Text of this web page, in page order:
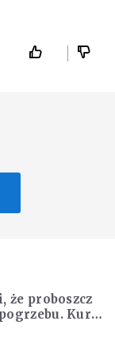
że proboszcz
Kuria